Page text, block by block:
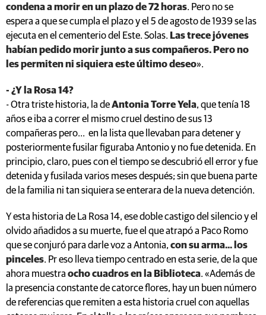
condena a morir en un plazo de 72 horas. Pero no se
espera a que se cumpla el plazo y el 5 de agosto de 1939 se las
ejecuta en el cementerio del Este. Solas. Las trece jóvenes
habían pedido morir junto a sus compañeros. Pero no
les permiten ni siquiera este último deseo».
- ¿Y la Rosa 14?
- Otra triste historia, la deAntonia Torre Yela, que tenía 18
años e iba a correr el mismo cruel destino de sus 13
compañeras pero... en la lista que llevaban para detener y
posteriormente fusilar figuraba Antonio y no fue detenida. En
principio, claro, pues con el tiempo se descubrió ell error y fue
detenida y fusilada varios meses después; sin que buena parte
de la familia ni tan siquiera se enterara de la nueva detención.
Y esta historia de La Rosa 14, ese doble castigo del silencio y el
olvido añadidos a su muerte, fue el que atrapó a Paco Romo
que se conjuró para darle voz a Antonia, con su arma... los
pinceles. Pr eso lleva tiempo centrado en esta serie, de la que
ahora muestra ocho cuadros en la Biblioteca. «Además de
la presencia constante de catorce flores, hay un buen número
de referencias que remiten a esta historia cruel con aquellas